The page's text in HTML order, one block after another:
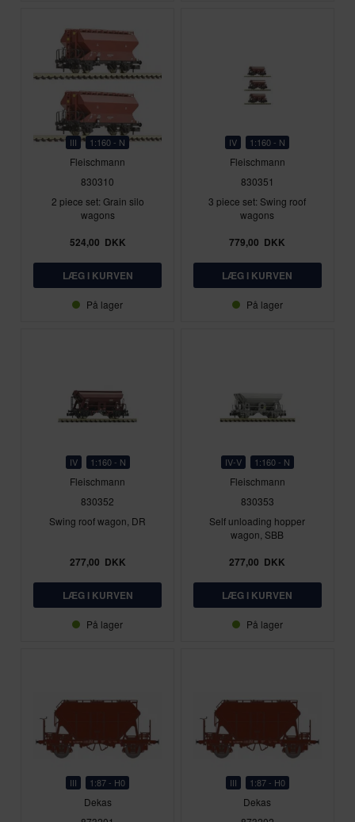
III 1:160 - N
Fleischmann
830310
2 piece set: Grain silo
wagons
524,00 DKK
På lager
IV 1:160 - N
Fleischmann
830351
3 piece set: Swing roof
wagons
779,00 DKK
På lager
IV 1:160 - N
Fleischmann
830352
Swing roof wagon, DR
277,00 DKK
På lager
IV-V 1:160 - N
Fleischmann
830353
Self unloading hopper
wagon, SBB
277,00 DKK
På lager
III 1:87 - H0
Dekas
III 1:87 - H0
Dekas